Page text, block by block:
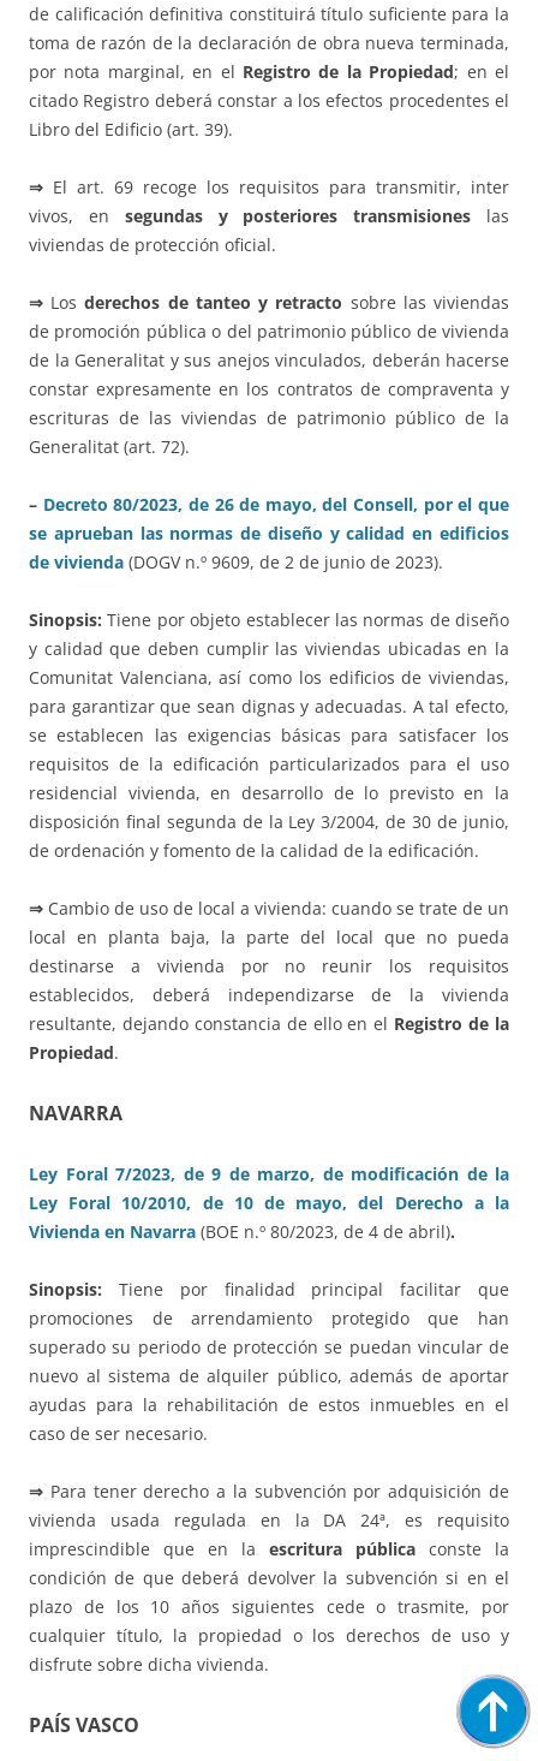
de calificación definitiva constituirá título suficiente para la
toma de razón de la declaración de obra nueva terminada,
por nota marginal, en el Registro de la Propiedad; en el
citado Registro deberá constar a los efectos procedentes el
Libro del Edificio (art. 39).
⇒ El art. 69 recoge los requisitos para transmitir, inter
vivos, en segundas y posteriores transmisiones las
viviendas de protección oficial.
⇒ Losderechos de tanteo y retracto sobre las viviendas
de promoción pública o del patrimonio público de vivienda
de la Generalitat y sus anejos vinculados, deberán hacerse
constar expresamente en los contratos de compraventa y
escrituras de las viviendas de patrimonio público de la
Generalitat (art. 72).
– Decreto 80/2023, de 26 de mayo, del Consell, por el que
se aprueban las normas de diseño y calidad en edificios
de vivienda (DOGV n.º 9609, de 2 de junio de 2023).
Sinopsis: Tiene por objeto establecer las normas de diseño
y calidad que deben cumplir las viviendas ubicadas en la
Comunitat Valenciana, así como los edificios de viviendas,
para garantizar que sean dignas y adecuadas. A tal efecto,
se establecen las exigencias básicas para satisfacer los
requisitos de la edificación particularizados para el uso
residencial vivienda, en desarrollo de lo previsto en la
disposición final segunda de la Ley 3/2004, de 30 de junio,
de ordenación y fomento de la calidad de la edificación.
⇒ Cambio de uso de local a vivienda: cuando se trate de un
local en planta baja, la parte del local que no pueda
destinarse a vivienda por no reunir los requisitos
establecidos, deberá independizarse de la vivienda
resultante, dejando constancia de ello en el Registro de la
Propiedad.
NAVARRA
Ley Foral 7/2023, de 9 de marzo, de modificación de la
Ley Foral 10/2010, de 10 de mayo, del Derecho a la
Vivienda en Navarra (BOE n.º 80/2023, de 4 de abril).
Sinopsis: Tiene por finalidad principal facilitar que
promociones de arrendamiento protegido que han
superado su periodo de protección se puedan vincular de
nuevo al sistema de alquiler público, además de aportar
ayudas para la rehabilitación de estos inmuebles en el
caso de ser necesario.
⇒ Para tener derecho a la subvención por adquisición de
vivienda usada regulada en la DA 24ª, es requisito
imprescindible que en la escritura pública conste la
condición de que deberá devolver la subvención si en el
plazo de los 10 años siguientes cede o trasmite, por
cualquier título, la propiedad o los derechos de uso y
disfrute sobre dicha vivienda.
PAÍS VASCO